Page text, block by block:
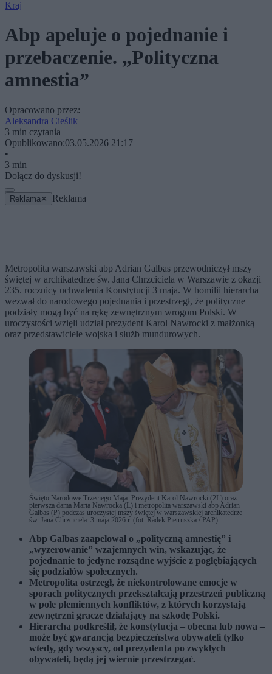
Kraj
Abp apeluje o pojednanie i
przebaczenie. „Polityczna
amnestia”
Opracowano przez:
Aleksandra Cieślik
3 min czytania
Opublikowano:03.05.2026 21:17
•
3 min
Dołącz do dyskusji!
Reklama ✕ Reklama
Metropolita warszawski abp Adrian Galbas przewodniczył mszy
świętej w archikatedrze św. Jana Chrzciciela w Warszawie z okazji
235. rocznicy uchwalenia Konstytucji 3 maja. W homilii hierarcha
wezwał do narodowego pojednania i przestrzegł, że polityczne
podziały mogą być na rękę zewnętrznym wrogom Polski. W
uroczystości wzięli udział prezydent Karol Nawrocki z małżonką
oraz przedstawiciele wojska i służb mundurowych.
Święto Narodowe Trzeciego Maja. Prezydent Karol Nawrocki (2L) oraz
pierwsza dama Marta Nawrocka (L) i metropolita warszawski abp Adrian
Galbas (P) podczas uroczystej mszy świętej w warszawskiej archikatedrze
św. Jana Chrzciciela. 3 maja 2026 r. (fot. Radek Pietruszka / PAP)
Abp Galbas zaapelował o „polityczną amnestię” i
„wyzerowanie” wzajemnych win, wskazując, że
pojednanie to jedyne rozsądne wyjście z pogłębiających
się podziałów społecznych.
Metropolita ostrzegł, że niekontrolowane emocje w
sporach politycznych przekształcają przestrzeń publiczną
w pole plemiennych konfliktów, z których korzystają
zewnętrzni gracze działający na szkodę Polski.
Hierarcha podkreślił, że konstytucja – obecna lub nowa –
może być gwarancją bezpieczeństwa obywateli tylko
wtedy, gdy wszyscy, od prezydenta po zwykłych
obywateli, będą jej wiernie przestrzegać.